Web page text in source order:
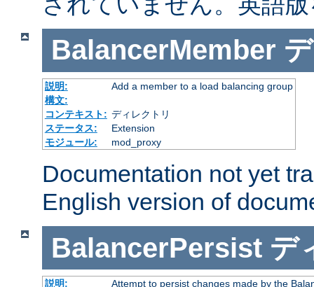
BalancerMember
説明:
Add a member to a load balancing group
構文:
コンテキスト: ディレクトリ
ステータス:
Extension
モジュール:
mod_proxy
Documentation not yet
English version of
BalancerPersist デ
説明:
Attempt to persist changes made by the